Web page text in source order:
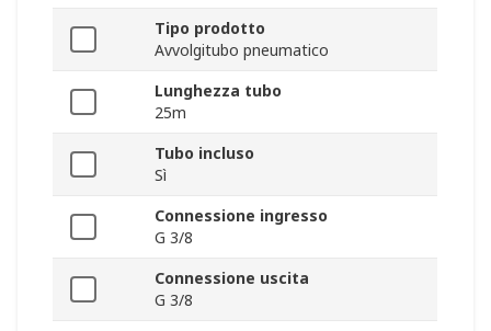
Tipo prodotto
Avvolgitubo pneumatico
Lunghezza tubo
25m
Tubo incluso
Sì
Connessione ingresso
G 3/8
Connessione uscita
G 3/8